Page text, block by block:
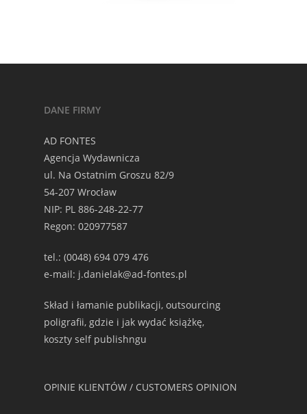
DANE FIRMY
AD FONTES
Agencja Wydawnicza
ul. Na Ostatnim Groszu 82/9
54-207 Wrocław
NIP: PL 886-248-22-77
Regon: 020977587
tel.: (0048) 694 079 476
e-mail: j.danielak@ad-fontes.pl
Skład i łamanie publikacji, outsourcing
poligrafii, gdzie i jak wydać książkę,
koszty self publishngu
OPINIE KLIENTÓW / CUSTOMERS OPINION